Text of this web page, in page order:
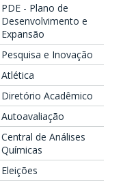
PDE - Plano de
Desenvolvimento e
Expansão
Pesquisa e Inovação
Atlética
Diretório Acadêmico
Autoavaliação
Central de Análises
Químicas
Eleições